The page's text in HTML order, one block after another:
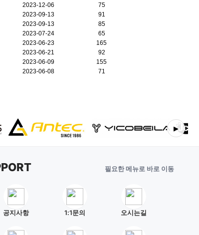
2023-12-06
75
2023-09-13
91
2023-09-13
85
2023-07-24
65
2023-06-23
165
2023-06-21
92
2023-06-09
155
2023-06-08 71
▶
필요한 메뉴로 바로 이동
공지사항 1:1문의 오시는길